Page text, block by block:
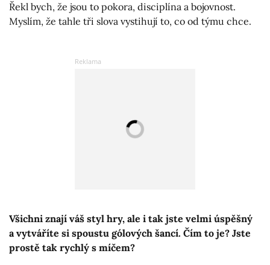
Řekl bych, že jsou to pokora, disciplína a bojovnost.
Myslím, že tahle tři slova vystihují to, co od týmu chce.
Všichni znají váš styl hry, ale i tak jste velmi úspěšný
a vytváříte si spoustu gólových šancí. Čím to je? Jste
prostě tak rychlý s míčem?